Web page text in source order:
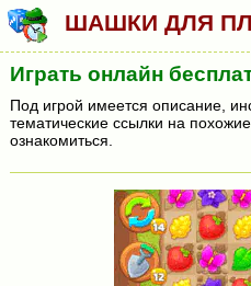
ШАШКИ ДЛЯ
Играть онлайн
Под игрой имеется описание,
тематические ссылки на
ознакомиться.